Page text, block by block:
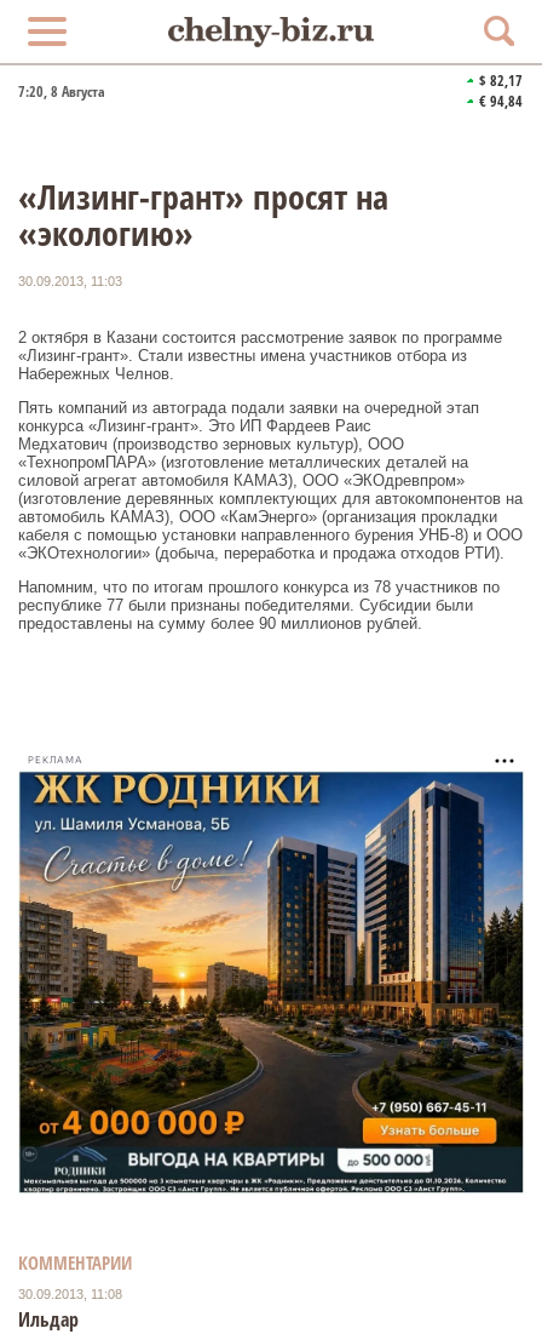
7:20, 8 Августа
$ 82,17
€ 94,84
«Лизинг-грант» просят на
«экологию»
30.09.2013, 11:03
2 октября в Казани состоится рассмотрение заявок по программе
«Лизинг-грант». Стали известны имена участников отбора из
Набережных Челнов.
Пять компаний из автограда подали заявки на очередной этап
конкурса «Лизинг-грант». Это ИП Фардеев Раис
Медхатович (производство зерновых культур), ООО
«ТехнопромПАРА» (изготовление металлических деталей на
силовой агрегат автомобиля КАМАЗ), ООО «ЭКОдревпром»
(изготовление деревянных комплектующих для автокомпонентов на
автомобиль КАМАЗ), ООО «КамЭнерго» (организация прокладки
кабеля с помощью установки направленного бурения УНБ-8) и ООО
«ЭКОтехнологии» (добыча, переработка и продажа отходов РТИ).
Напомним, что по итогам прошлого конкурса из 78 участников по
республике 77 были признаны победителями. Субсидии были
предоставлены на сумму более 90 миллионов рублей.
РЕКЛАМА
КОММЕНТАРИИ
30.09.2013, 11:08
Ильдар